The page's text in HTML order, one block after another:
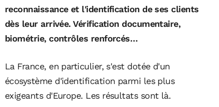
reconnaissance et l'identification de ses clients
dès leur arrivée. Vérification documentaire,
biométrie, contrôles renforcés…
La France, en particulier, s'est dotée d'un
écosystème d'identification parmi les plus
exigeants d'Europe. Les résultats sont là.